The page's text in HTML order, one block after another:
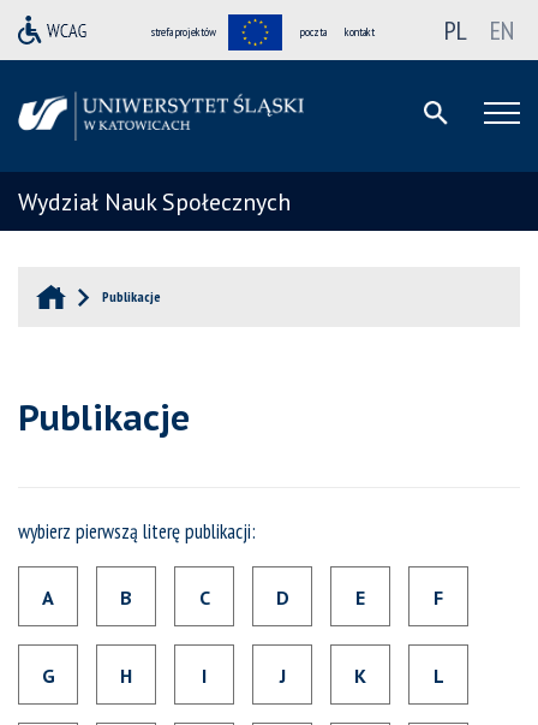
strefa projektów poczta kontakt PL EN
Wydział Nauk Społecznych
Publikacje
Publikacje
wybierz pierwszą literę publikacji:
A B C D E F
G H I J K L